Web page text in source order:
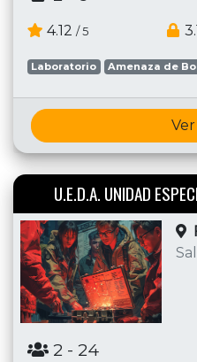
4.12 / 5
Laboratorio Amenaza de
Ver
U.E.D.A. UNIDAD
2 - 24